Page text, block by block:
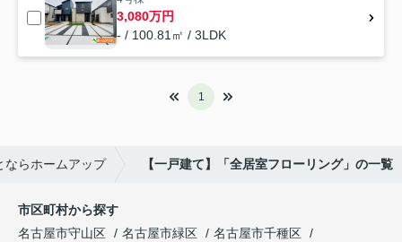
3,080万円
- / 100.81㎡ / 3LDK
1
ならホームアップ 【一戸建て】「全居室フローリング」の一覧
市区町村から探す
名古屋市守山区
名古屋市緑区
名古屋市千種区